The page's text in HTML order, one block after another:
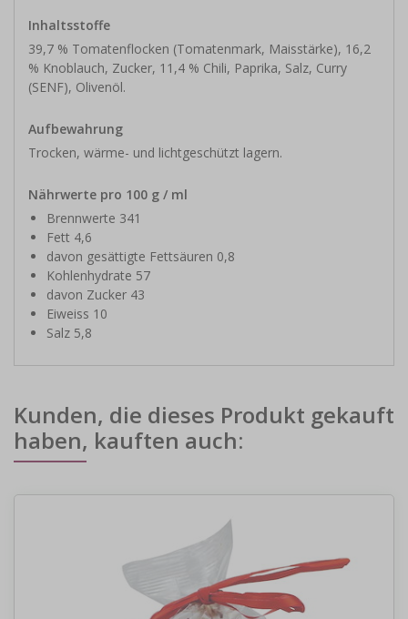
Inhaltsstoffe
39,7 % Tomatenflocken (Tomatenmark, Maisstärke), 16,2
% Knoblauch, Zucker, 11,4 % Chili, Paprika, Salz, Curry
(SENF), Olivenöl.
Aufbewahrung
Trocken, wärme- und lichtgeschützt lagern.
Nährwerte pro 100 g / ml
Brennwerte 341
Fett 4,6
davon gesättigte Fettsäuren 0,8
Kohlenhydrate 57
davon Zucker 43
Eiweiss 10
Salz 5,8
Kunden, die dieses Produkt gekauft
haben, kauften auch: